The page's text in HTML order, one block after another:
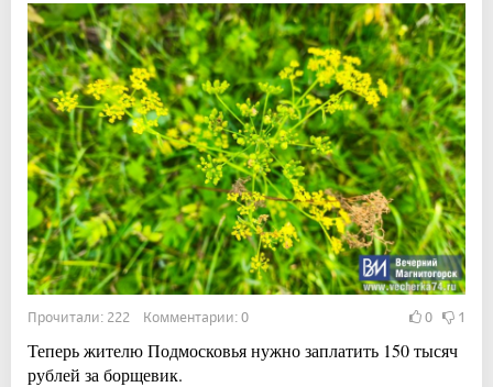
Прочитали: 222 Комментарии: 0 0 1
Теперь жителю Подмосковья нужно заплатить 150 тысяч
рублей за борщевик.